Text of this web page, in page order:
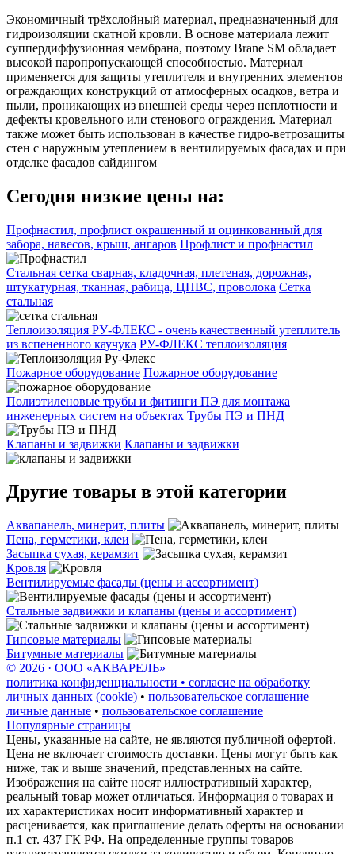
Экономичный трёхслойный материал, предназначенный для
гидроизоляции скатной кровли. В основе материала лежит
суппердиффузионная мембрана, поэтому Brane SM обладает
высокой паропропускающей способностью. Материал
применяется для защиты утеплителя и внутренних элементов
ограждающих конструкций от атмосферных осадков, ветра и
пыли, проникающих из внешней среды через неплотности и
дефекты кровельного или стенового ограждения. Материал
также может быть использован в качестве гидро-ветрозащиты
стен с наружным утеплением в вентилируемых фасадах и при
отделке фасадов сайдингом
Сегодня низкие цены на:
Профнастил, профлист окрашенный и оцинкованный для
забора, навесов, крыш, ангаров Профлист и профнастил
Стальная сетка сварная, кладочная, плетеная, дорожная,
штукатурная, тканная, рабица, ЦПВС, проволока Сетка
стальная
Теплоизоляция РУ-ФЛЕКС - очень качественный утеплитель
из вспененного каучука РУ-ФЛЕКС теплоизоляция
Пожарное оборудование Пожарное оборудование
Полиэтиленовые трубы и фитинги ПЭ для монтажа
инженерных систем на объектах Трубы ПЭ и ПНД
Клапаны и задвижки Клапаны и задвижки
Другие товары в этой категории
Аквапанель, минерит, плиты
Пена, герметики, клеи
Засыпка сухая, керамзит
Кровля
Вентилируемые фасады (цены и ассортимент)
Стальные задвижки и клапаны (цены и ассортимент)
Гипсовые материалы
Битумные материалы
© 2026 · ООО «АКВАРЕЛЬ»
политика конфиденциальности • согласие на обработку
личных данных (cookie) • пользовательское соглашение
личные данные • пользовательское соглашение
Популярные страницы
Цены, указанные на сайте, не являются публичной офертой.
Цена не включает стоимость доставки. Цены могут быть как
ниже, так и выше значений, представленных на сайте.
Изображения на сайте носят иллюстративный характер,
реальный товар может отличаться. Информация о товарах и
их характеристиках носит информативный характер и
расценивается, как приглашение делать оферты на основании
п.1 ст. 437 ГК РФ. На определенные группы товаров